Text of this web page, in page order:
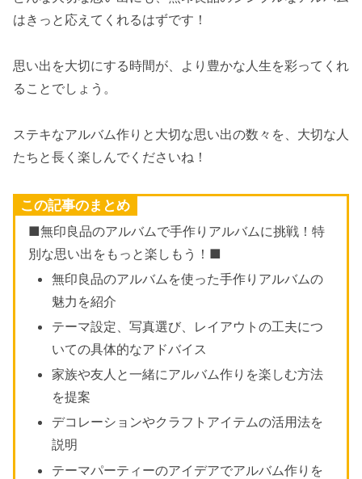
はきっと応えてくれるはずです！
思い出を大切にする時間が、より豊かな人生を彩ってくれ
ることでしょう。
ステキなアルバム作りと大切な思い出の数々を、大切な人
たちと長く楽しんでくださいね！
この記事のまとめ
■無印良品のアルバムで手作りアルバムに挑戦！特
別な思い出をもっと楽しもう！■
無印良品のアルバムを使った手作りアルバムの
魅力を紹介
テーマ設定、写真選び、レイアウトの工夫につ
いての具体的なアドバイス
家族や友人と一緒にアルバム作りを楽しむ方法
を提案
デコレーションやクラフトアイテムの活用法を
説明
テーマパーティーのアイデアでアルバム作りを